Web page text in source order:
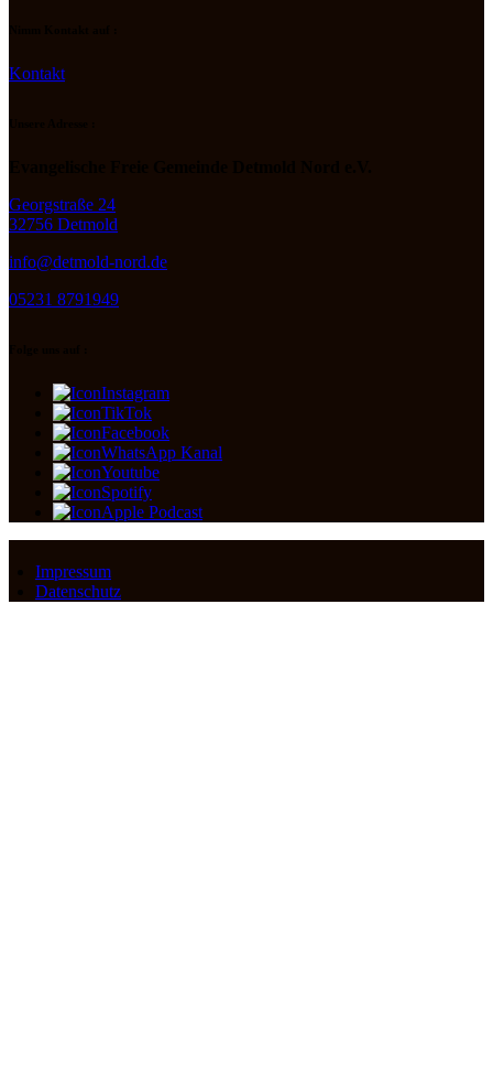
Kontakt
Georgstraße 24
32756 Detmold
info@detmold-nord.de
05231 8791949
Instagram
TikTok
Facebook
WhatsApp Kanal
Youtube
Spotify
Apple Podcast
Impressum
Datenschutz